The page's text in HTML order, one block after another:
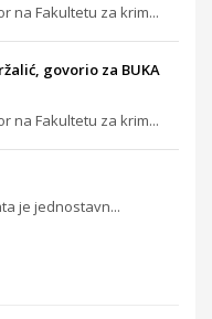
na Fakultetu za krim...
govorio za BUKA
na Fakultetu za krim...
je jednostavn...